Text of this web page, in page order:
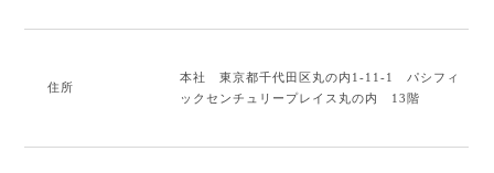
住所
本社 東京都千代田区丸の内1-11-1 パシフィ
ックセンチュリープレイス丸の内 13階